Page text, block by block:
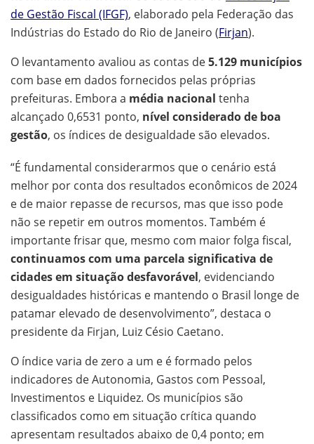
de Gestão Fiscal (IFGF), elaborado pela Federação das
Indústrias do Estado do Rio de Janeiro (Firjan).
O levantamento avaliou as contas de5.129 municípios
com base em dados fornecidos pelas próprias
prefeituras. Embora a média nacional tenha
alcançado 0,6531 ponto, nível considerado de boa
gestão, os índices de desigualdade são elevados.
“É fundamental considerarmos que o cenário está
melhor por conta dos resultados econômicos de 2024
e de maior repasse de recursos, mas que isso pode
não se repetir em outros momentos. Também é
importante frisar que, mesmo com maior folga fiscal,
continuamos com uma parcela significativa de
cidades em situação desfavorável, evidenciando
desigualdades históricas e mantendo o Brasil longe de
patamar elevado de desenvolvimento”, destaca o
presidente da Firjan, Luiz Césio Caetano.
O índice varia de zero a um e é formado pelos
indicadores de Autonomia, Gastos com Pessoal,
Investimentos e Liquidez. Os municípios são
classificados como em situação crítica quando
apresentam resultados abaixo de 0,4 ponto; em